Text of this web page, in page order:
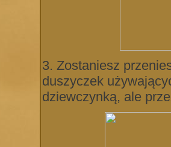
3. Zostaniesz
duszyczek
dziewczynką, ale